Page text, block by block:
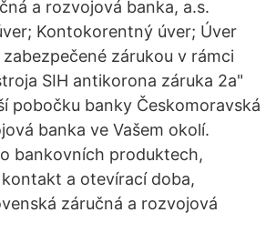
a rozvojová banka, a.s.
Kontokorentný úver; Úver
zárukou v rámci
SIH antikorona záruka 2a"
pobočku banky Českomoravská
banka ve Vašem okolí.
bankovních produktech,
a otevírací doba,
záručná a rozvojová